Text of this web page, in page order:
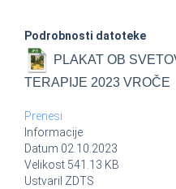
Podrobnosti datoteke
PLAKAT OB
TERAPIJE 2023 VROČE
Prenesi
Informacije
Datum 02.10.2023
Velikost 541.13 KB
Ustvaril ZDTS